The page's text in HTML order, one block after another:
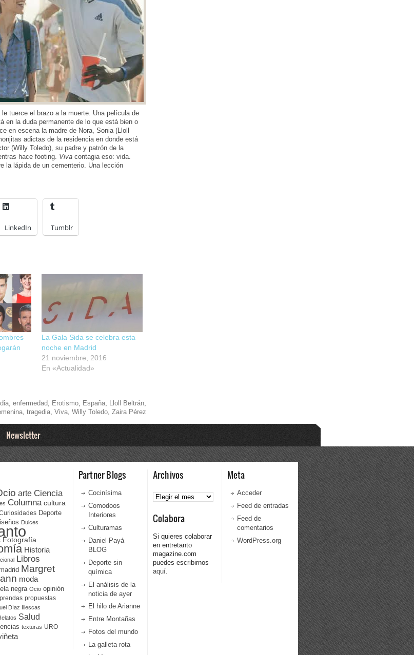
tuerce el brazo a la muerte. Una película de
en la duda permanente de lo que está bien o
en escena la madre de Nora, Sonia (Lloll
adictas de la residencia en donde está
(Willy Toledo), su padre y patrón de la
hace footing. Viva contagia eso: vida.
la lápida de un cementerio. Una lección
LinkedIn Tumblr
La Gala Sida se celebra esta
noche en Madrid
21 noviembre, 2016
En «Actualidad»
enfermedad Erotismo España Lloll Beltrán
tragedia Viva Willy Toledo Zaira Pérez
Newsletter
arte Ciencia
Columna cultura
Deporte
Dulces
Fotografía
Historia
Libros
madrid Margret
moda
negra Ocio opinión
prendas propuestas
Díaz Illescas
Salud
texturas URO
Partner Blogs
Cocinísima
Comodoos
Interiores
Culturamas
Daniel Payá
BLOG
Deporte sin
química
El análisis de la
noticia de ayer
El hilo de Arianne
Entre Montañas
Fotos del mundo
La galleta rota
Archivos
Archivos
Colabora
Si quieres colaborar
en entretanto
magazine.com
puedes escribirnos
aquí.
Meta
Acceder
Feed de entradas
Feed de
comentarios
WordPress.org